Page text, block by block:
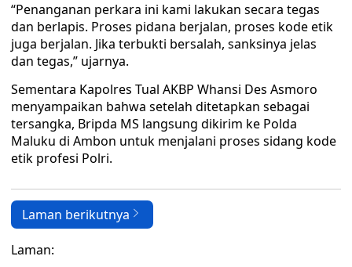
“Penanganan perkara ini kami lakukan secara tegas
dan berlapis. Proses pidana berjalan, proses kode etik
juga berjalan. Jika terbukti bersalah, sanksinya jelas
dan tegas,” ujarnya.
Sementara Kapolres Tual AKBP Whansi Des Asmoro
menyampaikan bahwa setelah ditetapkan sebagai
tersangka, Bripda MS langsung dikirim ke Polda
Maluku di Ambon untuk menjalani proses sidang kode
etik profesi Polri.
Laman berikutnya
Laman: